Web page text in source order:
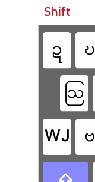
Shift
ဍ ဎ
ဩ
WJ ဗ